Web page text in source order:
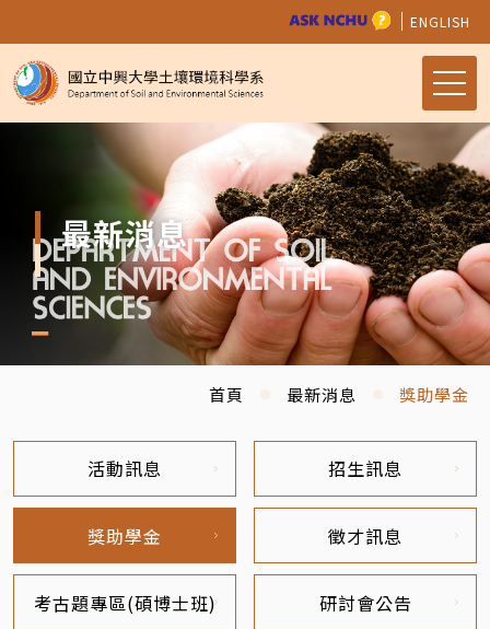
ENGLISH
最新消息
首頁 最新消息 獎助學金
活動訊息 招生訊息
獎助學金 徵才訊息
考古題專區(碩博士班) 研討會公告